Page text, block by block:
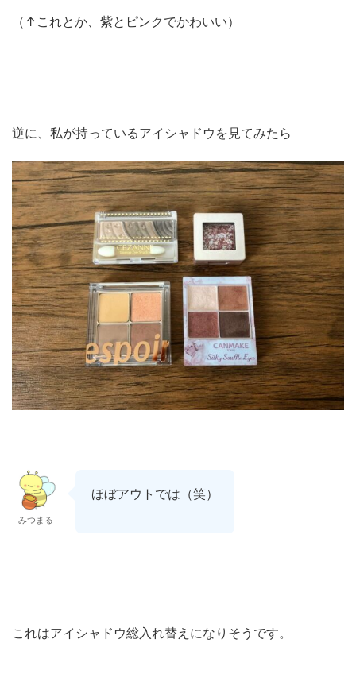
（↑これとか、紫とピンクでかわいい）
逆に、私が持っているアイシャドウを見てみたら
みつまる
ほぼアウトでは（笑）
これはアイシャドウ総入れ替えになりそうです。